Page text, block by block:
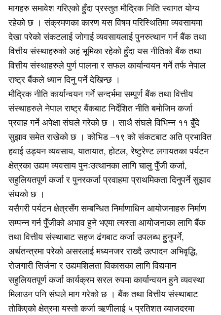
मागहरु समावेश गरिएको हुँदा प्रस्तुत मौद्रिक निति स्वागत योग्य
रहेको छ । संक्रमणका कारण यस विषम परिस्थितिमा व्यवसायमा
देखा परेको संकटलाई जोगाई व्यवसायलाई पुनरुत्थान गर्न बैंक तथा
वित्तीय संस्थाहरुको अहं भूमिका रहेको हुँदा यस नीतिको बैंक तथा
वित्तीय संस्थाहरुले पुर्ण पालना र सफल कार्यान्वयन गर्ने तर्फ नेपाल
राष्ट्र बैंकले ध्यान दिनु पर्ने देखिन्छ ।
मौद्रिक नीति कार्यान्वयन गर्ने सन्दर्भमा सम्पूर्ण बैंक तथा वित्तीय
संस्थाहरुले नेपाल राष्ट्र बैंकबाट निर्देशित नीति बमोजिम कर्जा
प्रवाह गर्ने अपेक्षा संघले गरेको छ । साथै संघले विभिन्न ११ बुँदे
सुझाव समेत राखेको छ । कोभिड –१९ को संकटबाट अति प्रभावित
हवाई उड्यन व्यवसाय, यातायात, होटल, रेष्टुरेण्ट लगायतका पर्यटन
क्षेत्रका उद्यम व्यवसाय पुनःउत्थानका लागि चालु पुँजी कर्जा,
सहुलियतपूर्ण कर्जा र पुनरकर्जा प्रवाहमा प्राथमिकता दिनुपर्ने सुझाव
संघको छ ।
यसैगरी पर्यटन क्षेत्रसँग सम्बन्धित निर्माणाधिन आयोजनाहरु निर्माण
सम्पन्न गर्न पुँजीको अभाव हुने भएमा त्यस्ता आयोजनाका लागि बैंक
तथा वित्तीय संस्थाबाट सहज ढंगबाट कर्जा उपलब्ध हुुनुपर्ने,
अर्थतन्त्रमा परेको असरलाई मध्यनजर राख्दै उत्पादन अभिवृद्धि,
रोजगारी सिर्जना र उद्यमशिलता विकासका लागि विद्यमान
सहुलियतपूर्ण कर्जा कार्यक्रम सरल रुपमा कार्यान्वयन हुने व्यवस्था
मिलाउन पनि संघले माग गरेको छ । बैंक तथा वित्तीय संस्थाबाट
तोकिएको क्षेत्रमा यस्तो कर्जा ऋणीलाई ५ प्रतिशत व्याजदरमा